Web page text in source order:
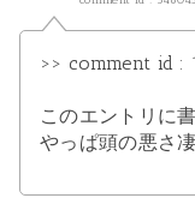
>> comment id :
このエントリに
やっぱ頭の悪さ